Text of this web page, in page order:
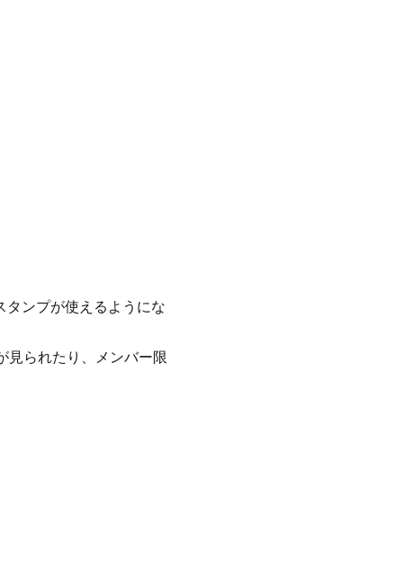
タンプが使えるようにな
見られたり、メンバー限